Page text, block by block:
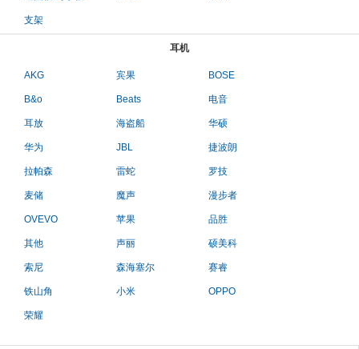
支架
耳机
AKG 宾果 BOSE
B&o Beats 电音
耳放 海盗船 华硕
华为 JBL 捷波朗
拉帕森 雷蛇 罗技
麦储 魔声 漫步者
OVEVO 苹果 品胜
其他 声丽 硕美科
索尼 森海塞尔 赛睿
铁山角 小米 OPPO
荣耀